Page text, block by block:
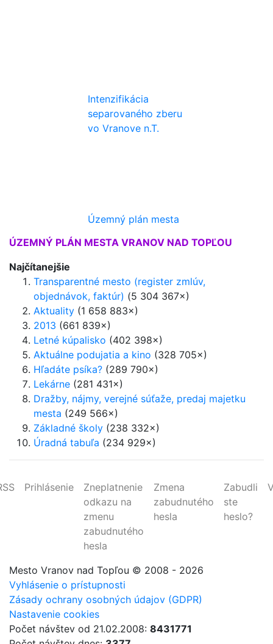
Intenzifikácia
separovaného zberu
vo Vranove n.T.
Územný plán mesta
ÚZEMNÝ PLÁN MESTA VRANOV NAD TOPĽOU
Najčítanejšie
Transparentné mesto (register zmlúv,
objednávok, faktúr) (5 304 367×)
Aktuality (1 658 883×)
2013 (661 839×)
Letné kúpalisko (402 398×)
Aktuálne podujatia a kino (328 705×)
Hľadáte psíka? (289 790×)
Lekárne (281 431×)
Dražby, nájmy, verejné súťaže, predaj majetku
mesta (249 566×)
Základné školy (238 332×)
Úradná tabuľa (234 929×)
Prihlásenie
Zneplatnenie
odkazu na
zmenu
zabudnutého
hesla
Zmena
zabudnutého
hesla
Zabudli
ste
heslo?
Mesto Vranov nad Topľou © 2008 - 2026
Vyhlásenie o prístupnosti
Zásady ochrany osobných údajov (GDPR)
Nastavenie cookies
Počet návštev od 21.02.2008: 8431771